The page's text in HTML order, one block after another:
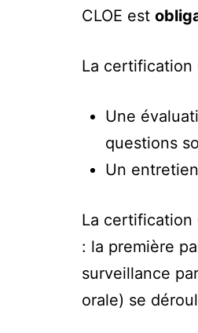
CLOE est
La certification
Une
questions
Un
La certification
: la première
surveillance
orale) se